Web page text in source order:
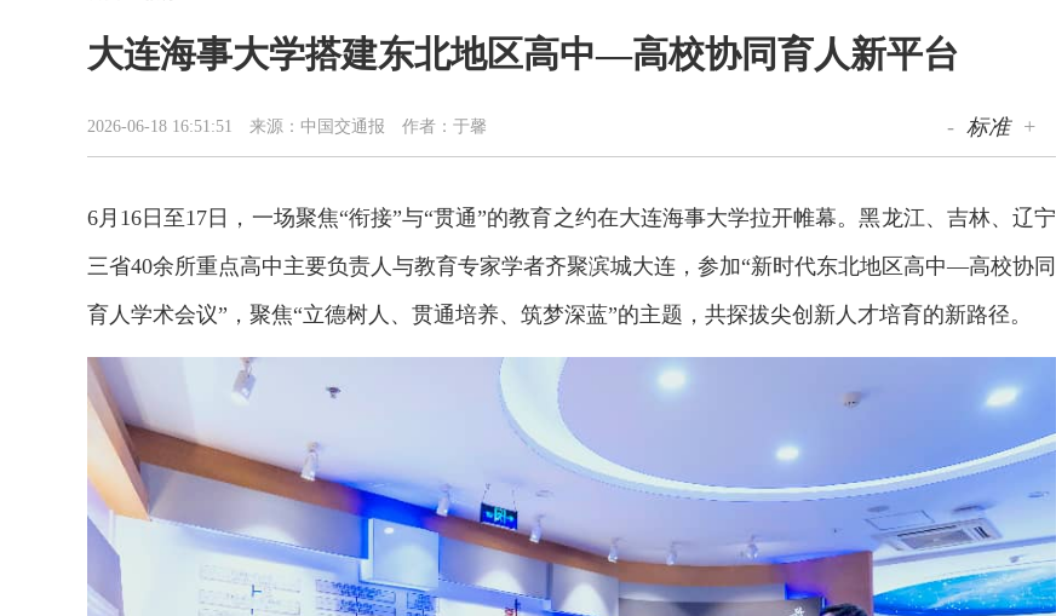
大连海事大学搭建东北地区高中—高校协同育人新平台
2026-06-18 16:51:51 来源：中国交通报 作者：于馨 - 标准 +
6月16日至17日，一场聚焦“衔接”与“贯通”的教育之约在大连海事大学拉开帷幕。黑龙江、吉林、辽宁
三省40余所重点高中主要负责人与教育专家学者齐聚滨城大连，参加“新时代东北地区高中—高校协同
育人学术会议”，聚焦“立德树人、贯通培养、筑梦深蓝”的主题，共探拔尖创新人才培育的新路径。